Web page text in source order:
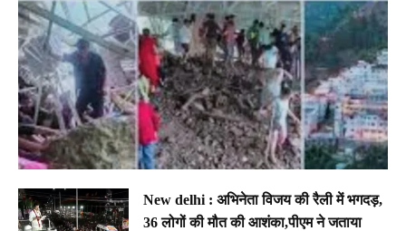
New delhi : अभिनेता विजय की रैली में भगदड़,
36 लोगों की मौत की आशंका,पीएम ने जताया